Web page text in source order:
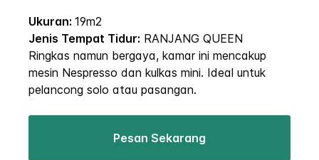
Ukuran: 19m2
Jenis Tempat Tidur: RANJANG QUEEN
Ringkas namun bergaya, kamar ini mencakup
mesin Nespresso dan kulkas mini. Ideal untuk
pelancong solo atau pasangan.
Pesan Sekarang